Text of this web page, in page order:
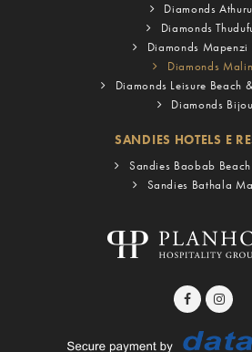
Diamonds
Diamonds
Diamonds Mapenzi
Diamonds
Diamonds Leisure Beach
Diamonds
SANDIES HOTELS E
Sandies Baobab
Sandies Bathala